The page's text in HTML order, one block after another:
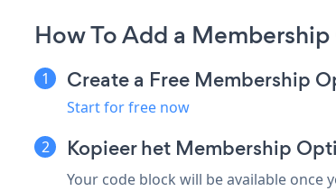
How To Add a
Create a Free Membership
Start for free now
Kopieer het Membership
Your code block will be available once